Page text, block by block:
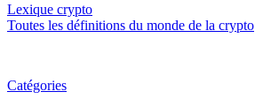
Lexique crypto
Toutes les définitions du monde de la crypto
Catégories